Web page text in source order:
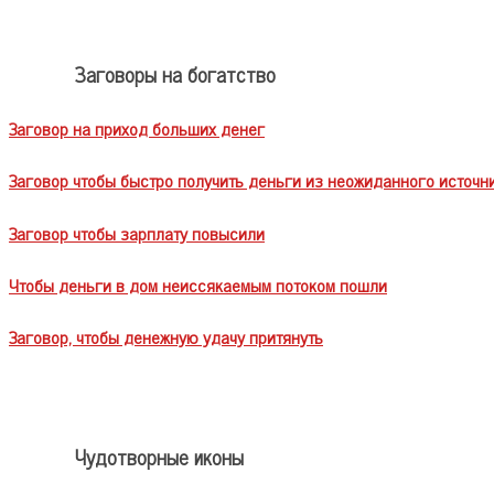
Заговоры на богатство
Заговор на приход больших денег
Заговор чтобы быстро получить деньги из неожиданного
Заговор чтобы зарплату повысили
Чтобы деньги в дом неиссякаемым потоком пошли
Заговор, чтобы денежную удачу притянуть
Чудотворные иконы